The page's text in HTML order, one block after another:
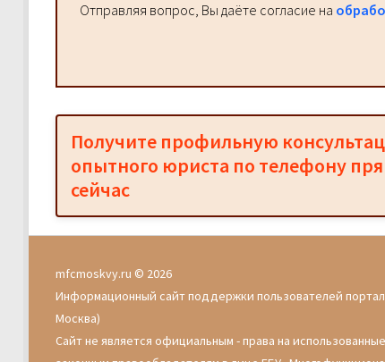
Отправляя вопрос, Вы даёте согласие на
Получите профильную
опытного юриста по телефону
сейчас
mfcmoskvy.ru © 2026
Информационный сайт поддержки пользователей
Москва)
Сайт не является официальным - права на